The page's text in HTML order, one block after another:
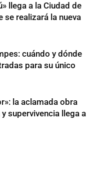
llega a la Ciudad de
se realizará la nueva
cuándo y dónde
para su único
la aclamada obra
supervivencia llega a